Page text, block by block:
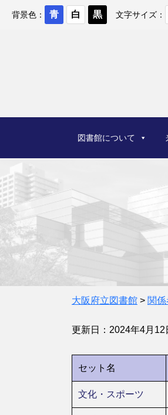
図書館について
背景色： 文字サイズ：
大阪府立図書館 > 関
更新日：2024年4月12
セット名
文化・スポーツ